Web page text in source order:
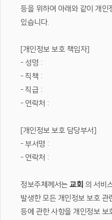
등을 위하여 아래와 같이 개인
있습니다.
[개인정보 보호 책임자]
- 성명 :
- 직책 :
- 직급 :
- 연락처 :
[개인정보 보호 담당부서]
- 부서명 :
- 연락처 :
정보주체께서는 교회 의 서비
발생한 모든 개인정보 보호 관
등에 관한 사항을 개인정보 보